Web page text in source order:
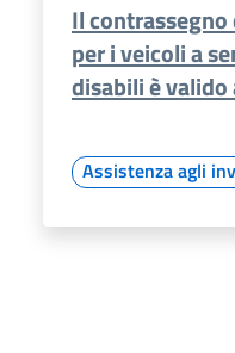
Il
per i veicoli a
disabili è valido
Assistenza agli